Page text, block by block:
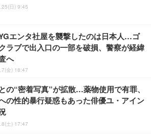
日) 9:45
エンタ社屋を襲撃したのは日本人…ゴ
ラブで出入口の一部を破損、警察が経緯
へ
金) 18:47
の“密着写真”が拡散…薬物使用で有罪、
の性的暴行疑惑もあった俳優ユ・アイン
土) 17:47